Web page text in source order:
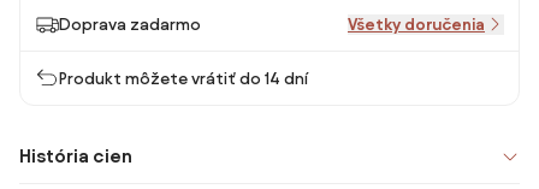
Doprava zadarmo Všetky doručenia
Produkt môžete vrátiť do 14 dní
História cien